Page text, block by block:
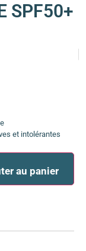
Box à
SPF50+
et intolérantes
au panier